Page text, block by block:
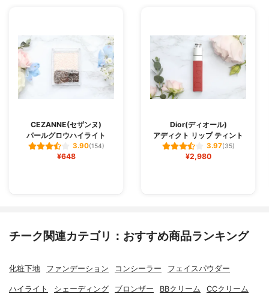
CEZANNE(セザンヌ)
パールグロウハイライト
3.90(154)
¥648
Dior(ディオール)
アディクト リップ ティント
3.97(35)
¥2,980
チーク関連カテゴリ：おすすめ商品ランキング
化粧下地 ファンデーション コンシーラー フェイスパウダー
ハイライト シェーディング ブロンザー BBクリーム CCクリーム